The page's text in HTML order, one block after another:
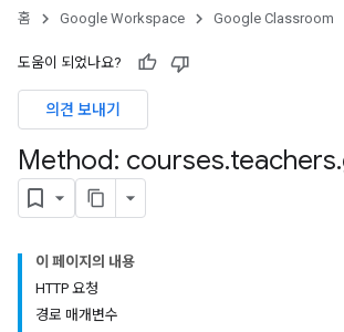
홈 Google Workspace Google Classroom
도움이 되었나요?
의견 보내기
Method: courses.teachers.
이 페이지의 내용
HTTP 요청
경로 매개변수